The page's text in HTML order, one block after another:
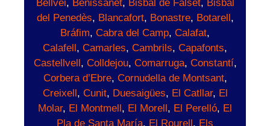
Bellvei, Benissanet, Bisbal de Falset, Bisbal
del Penedès, Blancafort, Bonastre, Botarell,
Bráfim, Cabra del Camp, Calafat,
Calafell, Camarles, Cambrils, Capafonts,
Castellvell, Colldejou, Comarruga, Constantí,
Corbera d’Ebre, Cornudella de Montsant,
Creixell, Cunit, Duesaigües, El Catllar, El
Molar, El Montmell, El Morell, El Perelló, El
Pla de Santa María, El Rourell, Els